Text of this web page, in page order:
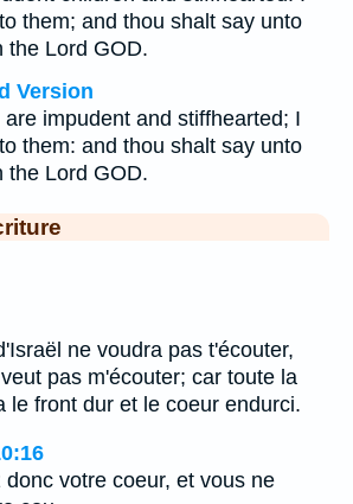
them; and thou shalt say unto
the Lord GOD.
Version
impudent and stiffhearted; I
them: and thou shalt say unto
the Lord GOD.
ne voudra pas t'écouter,
pas m'écouter; car toute la
le front dur et le coeur endurci.
votre coeur, et vous ne